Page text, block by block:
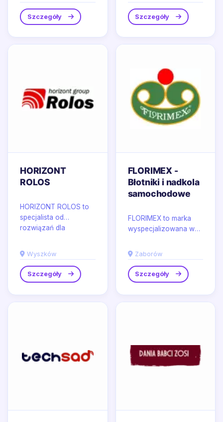
spożywczy z estetyką
codziennego...
Szczegóły
wyposażenie do...
Szczegóły
HORIZONT
ROLOS
HORIZONT ROLOS to
specjalista od
rozwiązań dla
działający w
Wyszkowie,
projektujący i...
Wyszków
Szczegóły
FLORIMEX -
Błotniki i nadkola
samochodowe
FLORIMEX to marka
wyspecjalizowana w
nadwozia i ochrony
podzespołów
pojazdów, z...
Zaborów
Szczegóły